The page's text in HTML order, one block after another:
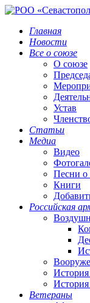
Главная
Новости
Все о союзе
О союзе
Устав
Статьи
Медиа
Видео
Песни
Книги
Российская
История
Ветераны